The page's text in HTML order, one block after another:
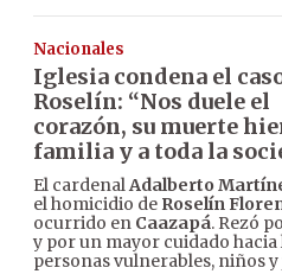
Nacionales
Iglesia condena el
Roselín: “Nos duele el
corazón, su muerte
familia y a toda la
El cardenalAdalberto
el homicidio de Roselín
ocurrido en Caazapá. Rezó
y por un mayor cuidado hacia
personas vulnerables, niños y